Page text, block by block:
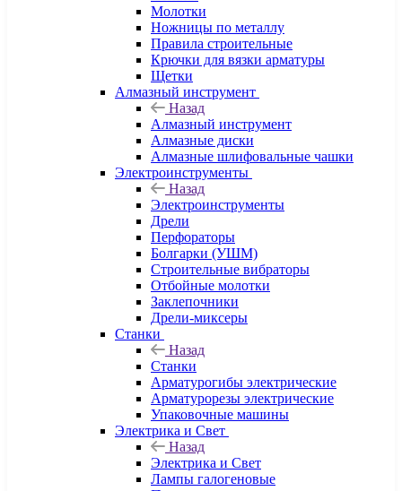
Молотки
Ножницы по металлу
Правила строительные
Крючки для вязки арматуры
Щетки
Алмазный инструмент
Назад
Алмазный инструмент
Алмазные диски
Алмазные шлифовальные чашки
Электроинструменты
Назад
Электроинструменты
Дрели
Перфораторы
Болгарки (УШМ)
Строительные вибраторы
Отбойные молотки
Заклепочники
Дрели-миксеры
Станки
Назад
Станки
Арматурогибы электрические
Арматурорезы электрические
Упаковочные машины
Электрика и Свет
Назад
Электрика и Свет
Лампы галогеновые